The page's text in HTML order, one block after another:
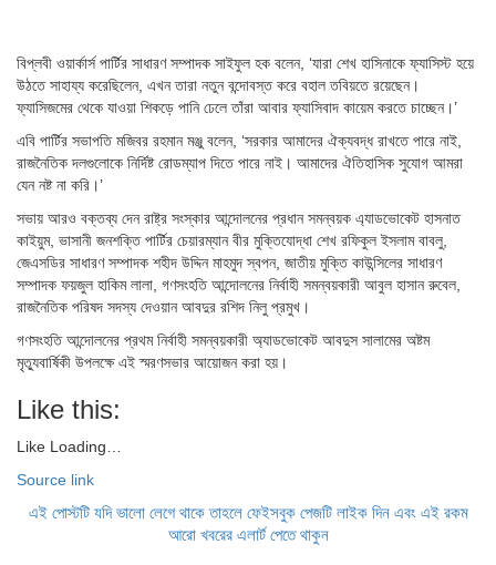
বিপ্লবী ওয়ার্কার্স পার্টির সাধারণ সম্পাদক সাইফুল হক বলেন, ‘যারা শেখ হাসিনাকে ফ্যাসিস্ট হয়ে
উঠতে সাহায্য করেছিলেন, এখন তারা নতুন বন্দোবস্ত করে বহাল তবিয়তে রয়েছেন।
ফ্যাসিজমের থেকে যাওয়া শিকড়ে পানি ঢেলে তাঁরা আবার ফ্যাসিবাদ কায়েম করতে চাচ্ছেন।’
এবি পার্টির সভাপতি মজিবর রহমান মঞ্জু বলেন, ‘সরকার আমাদের ঐক্যবদ্ধ রাখতে পারে নাই,
রাজনৈতিক দলগুলোকে নির্দিষ্ট রোডম্যাপ দিতে পারে নাই। আমাদের ঐতিহাসিক সুযোগ আমরা
যেন নষ্ট না করি।’
সভায় আরও বক্তব্য দেন রাষ্ট্র সংস্কার আন্দোলনের প্রধান সমন্বয়ক এ্যাডভোকেট হাসনাত
কাইয়ুম, ভাসানী জনশক্তি পার্টির চেয়ারম্যান বীর মুক্তিযোদ্ধা শেখ রফিকুল ইসলাম বাবলু,
জেএসডির সাধারণ সম্পাদক শহীদ উদ্দিন মাহমুদ স্বপন, জাতীয় মুক্তি কাউন্সিলের সাধারণ
সম্পাদক ফয়জুল হাকিম লালা, গণসংহতি আন্দোলনের নির্বাহী সমন্বয়কারী আবুল হাসান রুবেল,
রাজনৈতিক পরিষদ সদস্য দেওয়ান আবদুর রশিদ নিলু প্রমুখ।
গণসংহতি আন্দোলনের প্রথম নির্বাহী সমন্বয়কারী অ্যাডভোকেট আবদুস সালামের অষ্টম
মৃত্যুবার্ষিকী উপলক্ষে এই স্মরণসভার আয়োজন করা হয়।
Like this:
Like Loading…
Source link
এই পোস্টটি যদি ভালো লেগে থাকে তাহলে ফেইসবুক পেজটি লাইক দিন এবং এই রকম
আরো খবরের এলার্ট পেতে থাকুন